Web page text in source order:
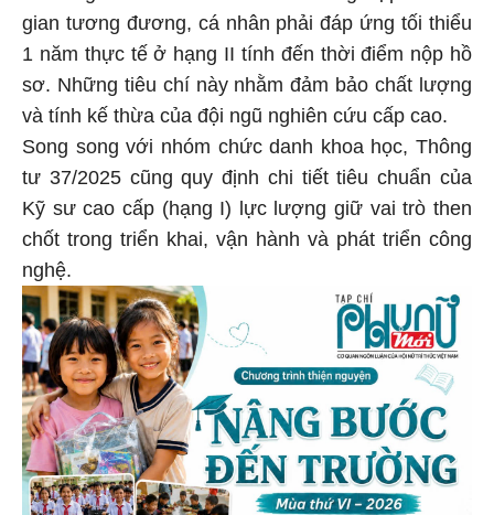
gian tương đương, cá nhân phải đáp ứng tối thiểu
1 năm thực tế ở hạng II tính đến thời điểm nộp hồ
sơ. Những tiêu chí này nhằm đảm bảo chất lượng
và tính kế thừa của đội ngũ nghiên cứu cấp cao.
Song song với nhóm chức danh khoa học, Thông
tư 37/2025 cũng quy định chi tiết tiêu chuẩn của
Kỹ sư cao cấp (hạng I) lực lượng giữ vai trò then
chốt trong triển khai, vận hành và phát triển công
nghệ.